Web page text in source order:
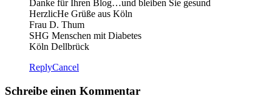
Danke für Ihren Blog…und bleiben Sie gesund
HerzlicHe Grüße aus Köln
Frau D. Thum
SHG Menschen mit Diabetes
Köln Dellbrück
ReplyCancel
Schreibe einen Kommentar